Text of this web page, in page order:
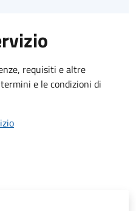
requisiti e altre
e le condizioni di